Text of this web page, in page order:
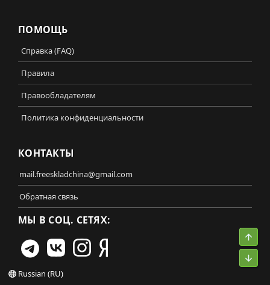
ПОМОЩЬ
Справка (FAQ)
Правила
Правообладателям
Политика конфиденциальности
КОНТАКТЫ
mail.freeskladchina@gmail.com
Обратная связь
МЫ В СОЦ. СЕТЯХ:
Russian (RU)